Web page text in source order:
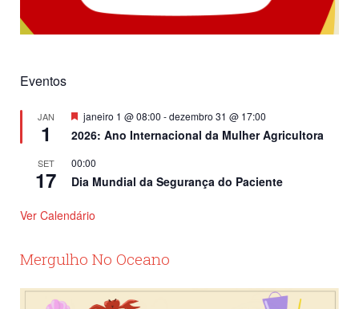
Eventos
JAN
1
Destacado
janeiro 1 @ 08:00 -dezembro 31 @ 17:00
2026: Ano Internacional da Mulher Agricultora
SET
17
00:00
Dia Mundial da Segurança do Paciente
Ver Calendário
Mergulho No Oceano